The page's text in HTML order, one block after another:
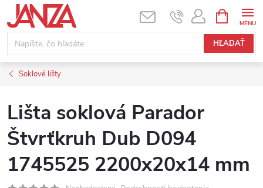
Prejsť na obsah
HĽADAŤ
Soklové lišty
Lišta soklová Parador
Štvrťkruh Dub D094
1745525 2200x20x14 mm